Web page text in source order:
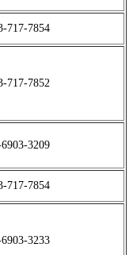
717-7854
717-7852
3209
717-7854
3233